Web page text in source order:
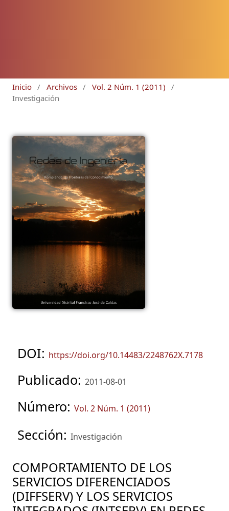
Inicio / Archivos / Vol. 2 Núm. 1 (2011)
/
Investigación
DOI: https://doi.org/10.14483/2248762X.7178
Publicado: 2011-08-01
Número: Vol. 2 Núm. 1 (2011)
Sección: Investigación
COMPORTAMIENTO DE LOS
SERVICIOS DIFERENCIADOS
(DIFFSERV) Y LOS SERVICIOS